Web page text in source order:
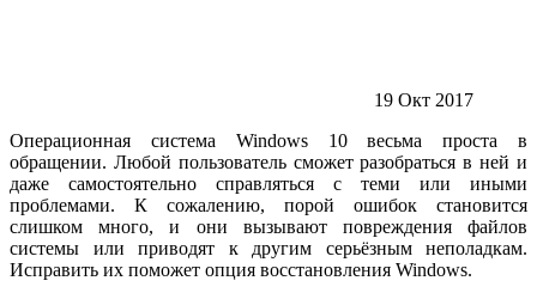
19 Окт 2017
Операционная система Windows 10 весьма проста в
обращении. Любой пользователь сможет разобраться в ней и
даже самостоятельно справляться с теми или иными
проблемами. К сожалению, порой ошибок становится
слишком много, и они вызывают повреждения файлов
системы или приводят к другим серьёзным неполадкам.
Исправить их поможет опция восстановления Windows.